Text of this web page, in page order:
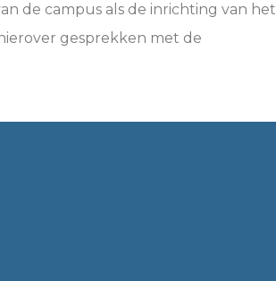
de campus als de inrichting van het
gesprekken met de